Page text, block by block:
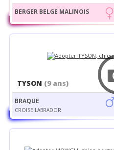
BERGER BELGE MALINOIS
TYSON (9 ans)
BRAQUE
CROISE LABRADOR